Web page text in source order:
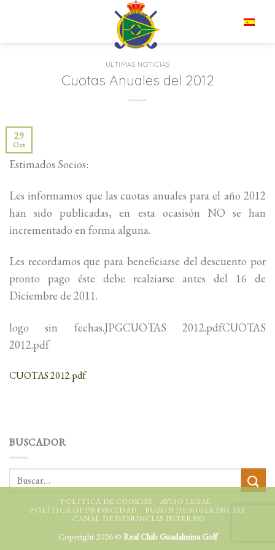
ÚLTIMAS NOTICIAS
Cuotas Anuales del 2012
29
Oct
Estimados Socios:
Les informamos que las cuotas anuales para el año 2012
han sido publicadas, en esta ocasisón NO se han
incrementado en forma alguna.
Les recordamos que para beneficiarse del descuento por
pronto pago éste debe realziarse antes del 16 de
Diciembre de 2011.
logo sin fechas.JPGCUOTAS 2012.pdfCUOTAS
2012.pdf
CUOTAS 2012.pdf
BUSCADOR
POLÍTICA DE COOKIES
AVISO LEGAL
POLÍTICA DE PRIVACIDAD
BUZÓN DE SUGERENCIAS
CANAL DE DENUNCIAS INTERNO
Copyright 2026 © Real Club Guadalmina Golf